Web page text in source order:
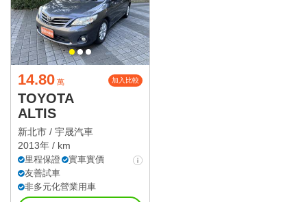
14.80 萬 加入比較
TOYOTA
ALTIS
新北市 / 宇晟汽車
2013年 / km
里程保證
實車實價
友善試車
非多元化營業用車